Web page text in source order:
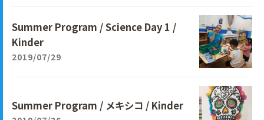
Summer Program / Science Day 1 /
Kinder
2019/07/29
Summer Program / メキシコ / Kinder